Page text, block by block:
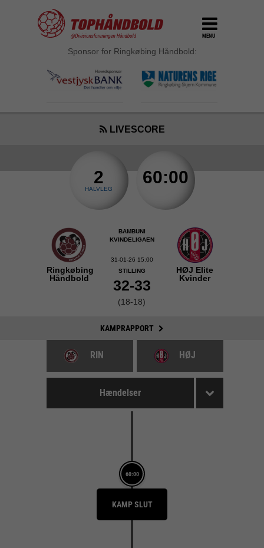
MENU
Sponsor for Ringkøbing Håndbold:
LIVESCORE
2
HALVLEG
60:00
Ringkøbing
Håndbold
BAMBUNI
KVINDELIGAEN
31-01-26 15:00
STILLING
32-33
(18-18)
HØJ Elite
Kvinder
KAMPRAPPORT
RIN HØJ
Hændelser
60:00
KAMP SLUT